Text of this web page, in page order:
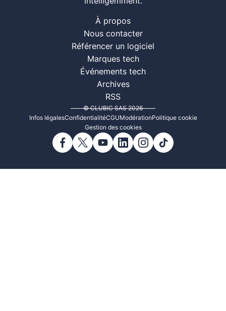
À propos
Nous contacter
Référencer un logiciel
Marques tech
Événements tech
Archives
RSS
© CLUBIC SAS 2026
Infos légalesConfidentialitéCGUModérationPolitique cookie
Gestion des cookies